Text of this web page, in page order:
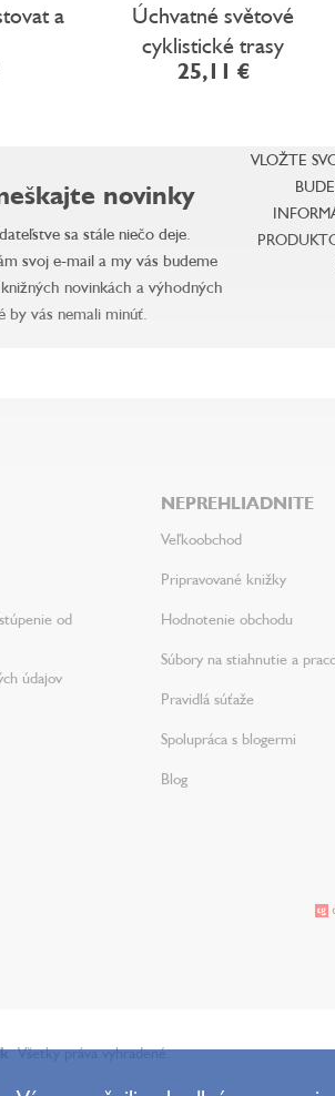
a
Úchvatné světové
cyklistické trasy
25,11 €
novinky
sa stále niečo deje.
svoj e-mail a my vás budeme
novinkách a výhodných
by vás nemali minúť.
VLOŽTE
od
údajov
NEPREHLIADNITE
Veľkoobchod
Pripravované knižky
Hodnotenie obchodu
Súbory na stiahnutie a
Pravidlá súťaže
Spolupráca s blogermi
Blog
. Všetky práva vyhradené.